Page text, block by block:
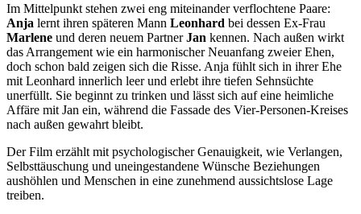
Im Mittelpunkt stehen zwei eng miteinander verflochtene Paare:
Anja lernt ihren späteren Mann Leonhard bei dessen Ex-Frau
Marlene und deren neuem PartnerJan kennen. Nach außen wirkt
das Arrangement wie ein harmonischer Neuanfang zweier Ehen,
doch schon bald zeigen sich die Risse. Anja fühlt sich in ihrer Ehe
mit Leonhard innerlich leer und erlebt ihre tiefen Sehnsüchte
unerfüllt. Sie beginnt zu trinken und lässt sich auf eine heimliche
Affäre mit Jan ein, während die Fassade des Vier-Personen-Kreises
nach außen gewahrt bleibt.
Der Film erzählt mit psychologischer Genauigkeit, wie Verlangen,
Selbsttäuschung und uneingestandene Wünsche Beziehungen
aushöhlen und Menschen in eine zunehmend aussichtslose Lage
treiben.